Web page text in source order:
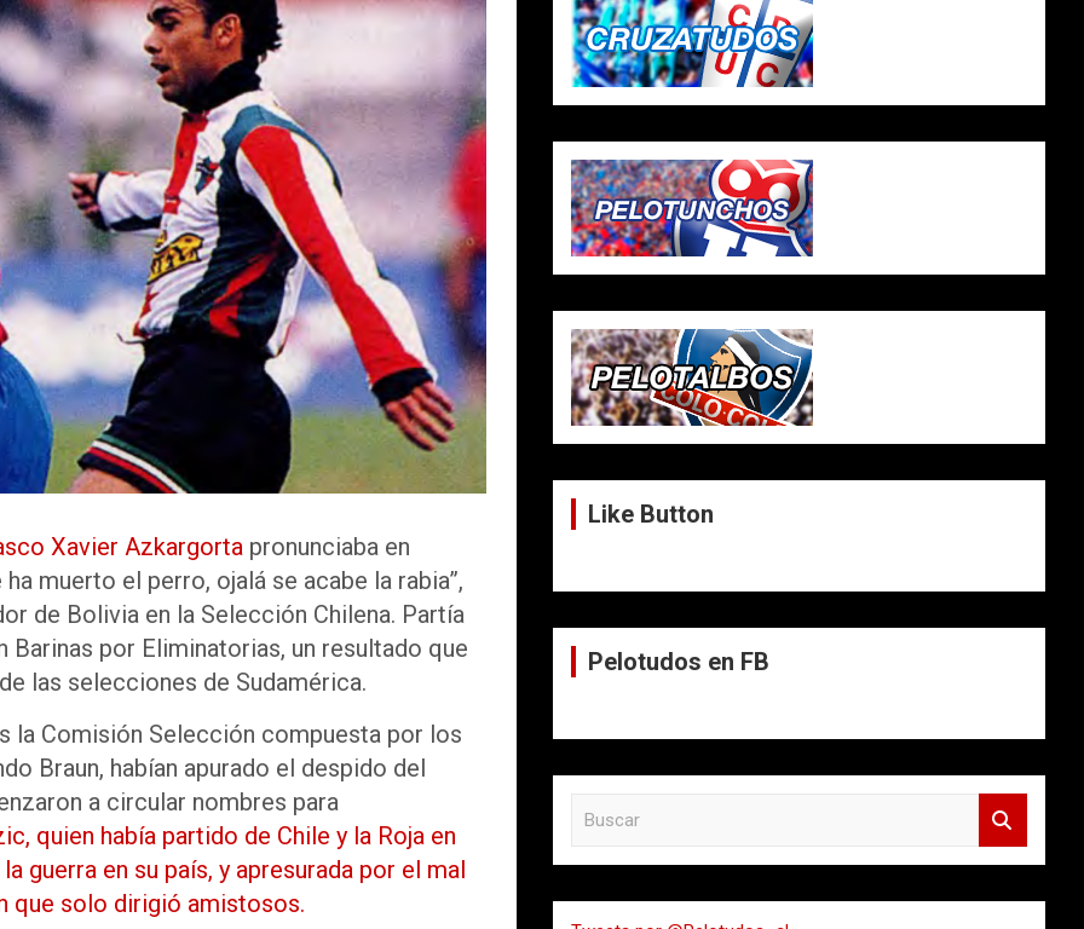
Xavier Azkargorta pronunciaba en
muerto el perro, ojalá se acabe la rabia”,
de Bolivia en la Selección Chilena. Partía
Barinas por Eliminatorias, un resultado que
las selecciones de Sudamérica.
la Comisión Selección compuesta por los
Braun, habían apurado el despido del
a circular nombres para
quien había partido de Chile y la Roja en
guerra en su país, y apresurada por el mal
que solo dirigió amistosos.
Like Button
Pelotudos en FB
a